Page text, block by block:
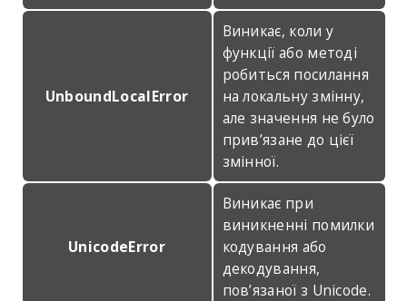
UnboundLocalError
Виникає, коли у
функції або методі
робиться посилання
на локальну змінну,
але значення не було
прив’язане до цієї
змінної.
UnicodeError
Виникає при
виникненні помилки
кодування або
декодування,
пов’язаної з Unicode.